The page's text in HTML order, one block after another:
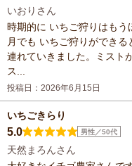
いおりさん
時期的に いちご狩りはも
月でも いちご狩りができ
連れていきました。ミスト
ス...
投稿日：2026年6月15日
いちごきらり
5.0 男性／50代
天然まろんさん